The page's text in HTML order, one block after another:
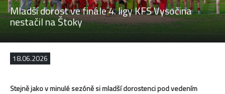
Mladší dorost ve finále 4. ligy KFS Vysočina
nestačil na Štoky
18.06.2026
Stejně jako v minulé sezóně si mladší dorostenci pod vedením